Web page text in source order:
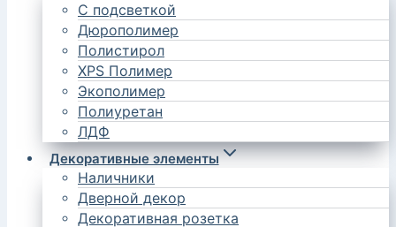
С подсветкой
Дюрополимер
Полистирол
XPS Полимер
Экополимер
Полиуретан
ЛДФ
Декоративные элементы
Наличники
Дверной декор
Декоративная розетка